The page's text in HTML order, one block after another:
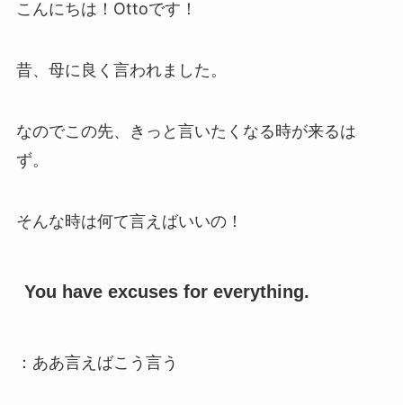
こんにちは！Ottoです！
昔、母に良く言われました。
なのでこの先、きっと言いたくなる時が来るは
ず。
そんな時は何て言えばいいの！
You have excuses for everything.
：ああ言えばこう言う